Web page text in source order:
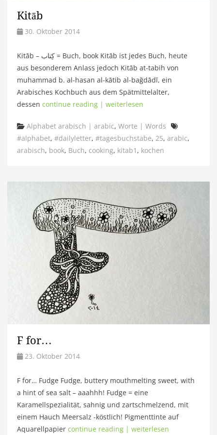
Kitāb
30. Oktober 2014
Kitāb – كِتاب = Buch, book Kitāb ist jedes Buch, heute
aus besonderem Anlass jedoch Kitāb at-tabih von
muhammad b. al-hasan al-kātib al-bağdādī, ein
Arabisches Kochbuch aus dem Spätmittelalter,
dessen continue reading | weiterlesen
Categories
Alphabet arabisch | arabic, Worte | Words
#alphabet, #dailyletter, #tagesbuchstabe, 25, arabic,
arabisch, book, Buch, cooking, kitab1 , kochen
F for…
23. Oktober 2014
F for… Fudge Fudge, buttery mouthmelting sweet, with
a hint of sea salt – aaahhh! Fudge = eine
Karamellspezialität, sahnig und zartschmelzend, mit
einem Hauch Meersalz -köstlich! Pigmenttinte auf
Aquarellpapier continue reading | weiterlesen